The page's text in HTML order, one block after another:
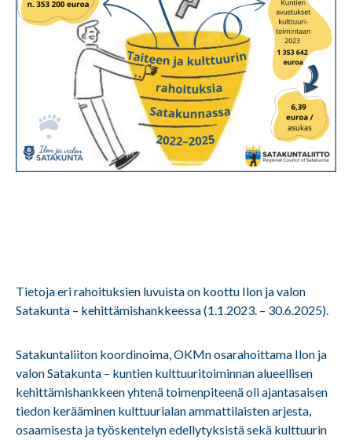
Tietoja eri rahoituksien luvuista on koottu Ilon ja valon
Satakunta – kehittämishankkeessa (1.1.2023. – 30.6.2025).
Satakuntaliiton koordinoima, OKMn osarahoittama Ilon ja
valon Satakunta – kuntien kulttuuritoiminnan alueellisen
kehittämishankkeen yhtenä toimenpiteenä oli ajantasaisen
tiedon kerääminen kulttuurialan ammattilaisten arjesta,
osaamisesta ja työskentelyn edellytyksistä sekä kulttuurin